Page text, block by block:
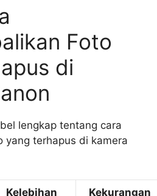
Foto
di
lengkap tentang cara
yang terhapus di kamera
Kelebihan Kekurangan